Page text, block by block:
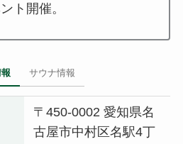
ト開催。
サウナ情報
〒450-0002 愛知県名
古屋市中村区名駅4丁